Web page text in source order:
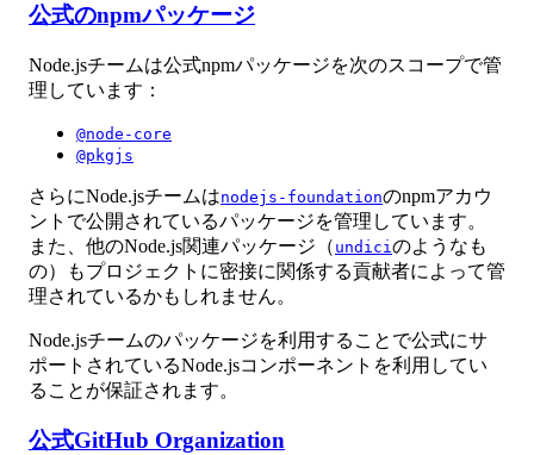
公式のnpmパッケージ
Node.jsチームは公式npmパッケージを次のスコープで管
理しています：
@node-core
@pkgjs
さらにNode.jsチームはnodejs-foundationのnpmアカウ
ントで公開されているパッケージを管理しています。
また、他のNode.js関連パッケージ（ undici のようなも
の）もプロジェクトに密接に関係する貢献者によって管
理されているかもしれません。
Node.jsチームのパッケージを利用することで公式にサ
ポートされているNode.jsコンポーネントを利用してい
ることが保証されます。
公式GitHub Organization